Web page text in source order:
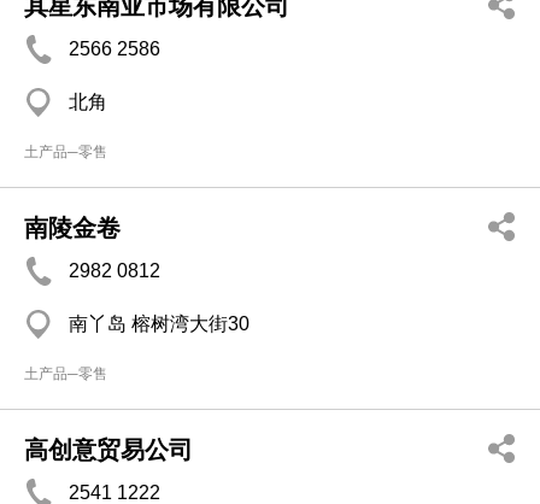
其星东南亚市场有限公司
2566 2586
北角
土产品─零售
南陵金卷
2982 0812
南丫岛 榕树湾大街30
土产品─零售
高创意贸易公司
2541 1222